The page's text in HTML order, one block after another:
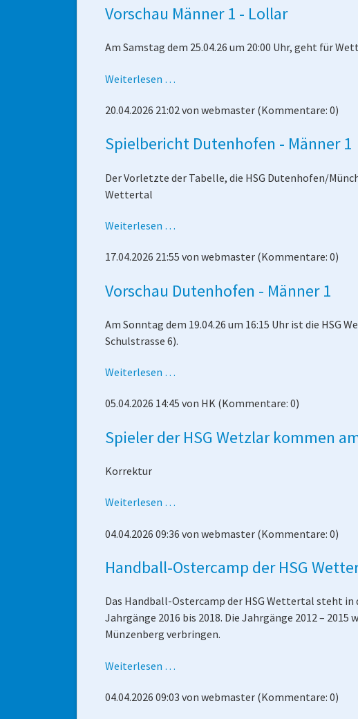
Vorschau Männer 1 - Lollar
Am Samstag dem 25.04.26 um 20:00 Uhr, geht für
Weiterlesen …
1
Lollar
20.04.2026 21:02 von webmaster (Kommentare: 0)
Spielbericht Dutenhofen - Männer 1
Der Vorletzte der Tabelle, die HSG Dutenhofen/
Wettertal
Weiterlesen …
-
1
17.04.2026 21:55 von webmaster (Kommentare: 0)
Vorschau Dutenhofen - Männer 1
Am Sonntag dem 19.04.26 um 16:15 Uhr ist die
Schulstrasse 6).
Weiterlesen …
-
1
05.04.2026 14:45 von HK (Kommentare: 0)
Spieler der HSG Wetzlar kommen
Korrektur
Weiterlesen …
HSG
kommen
Freitag
zum
Ostercamp
04.04.2026 09:36 von webmaster (Kommentare: 0)
Handball-Ostercamp der HSG
Das Handball-Ostercamp der HSG Wettertal steht
Jahrgänge 2016 bis 2018. Die Jahrgänge 2012 –
Münzenberg verbringen.
Weiterlesen …
der
04.04.2026 09:03 von webmaster (Kommentare: 0)